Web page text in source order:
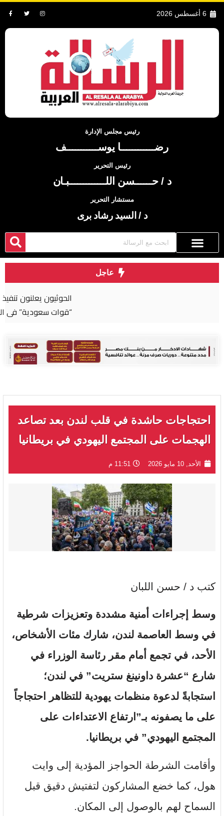
6 أغسطس 2026
رئيس مجلس الإدارة
رضــــــــــــا يوســـــــــــف
رئيس التحرير
د / حــــــسن اللـــــــــــــبـان
مستشار التحرير
د / السيد رشاد برى
عاجل
الحوثيون يعلنون تنفيذ عملية عسكرية واسعة ضد
احتجاجات حاشدة في قلب لندن بعد تصاعد
الهجمات على المجتمع اليهودي في بريطانيا
الأحد, 10 مايو 2026 11:51 م
كتب د / حسن اللبان
وسط إجراءات أمنية مشددة وتعزيزات شرطية
في وسط العاصمة لندن، شارك مئات الأشخاص،
الأحد، في تجمع أمام مقر رئاسة الوزراء في
شارع “عشرة داونينغ ستريت” في لندن؛
استجابةً لدعوة منظمات يهودية للتظاهر احتجاجاً
على ما يصفونه بـ”ارتفاع الاعتداءات على
المجتمع اليهودي” في بريطانيا.
وأقامت الشرطة الحواجز المؤدية إلى وايت
هول، كما خضع المشاركون لتفتيش دقيق قبل
السماح لهم بالوصول إلى المكان.